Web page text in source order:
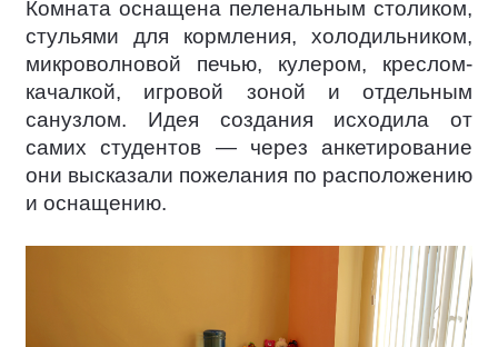
Комната оснащена пеленальным столиком,
стульями для кормления, холодильником,
микроволновой печью, кулером, креслом-
качалкой, игровой зоной и отдельным
санузлом. Идея создания исходила от
самих студентов — через анкетирование
они высказали пожелания по расположению
и оснащению.